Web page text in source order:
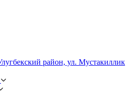
район, ул. Мустакиллик